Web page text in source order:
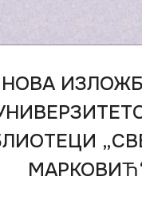
НОВА